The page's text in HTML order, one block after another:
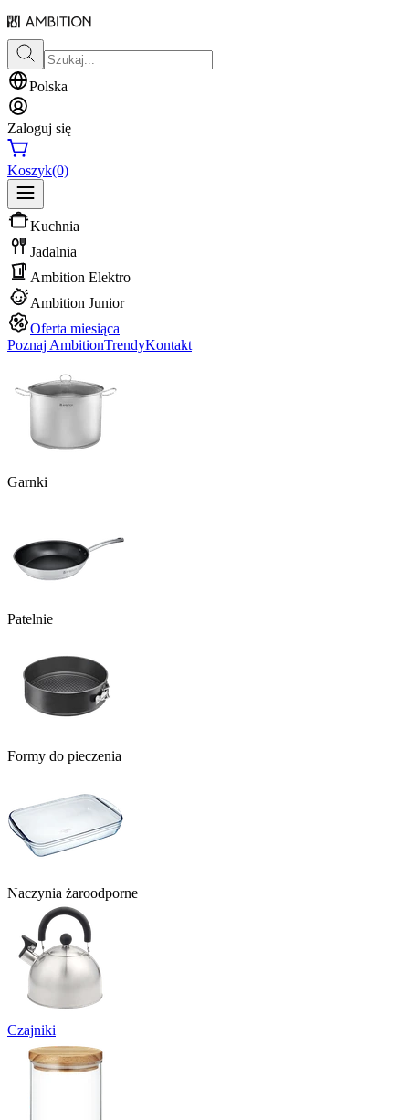
Polska
Zaloguj się
Koszyk(0)
Kuchnia
Jadalnia
Ambition Elektro
Ambition Junior
Oferta miesiąca
Poznaj AmbitionTrendyKontakt
Garnki
Patelnie
Formy do pieczenia
Naczynia żaroodporne
Czajniki